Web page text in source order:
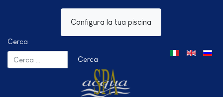
Configura la tua piscina
Cerca
Cerca
Seleziona la tua